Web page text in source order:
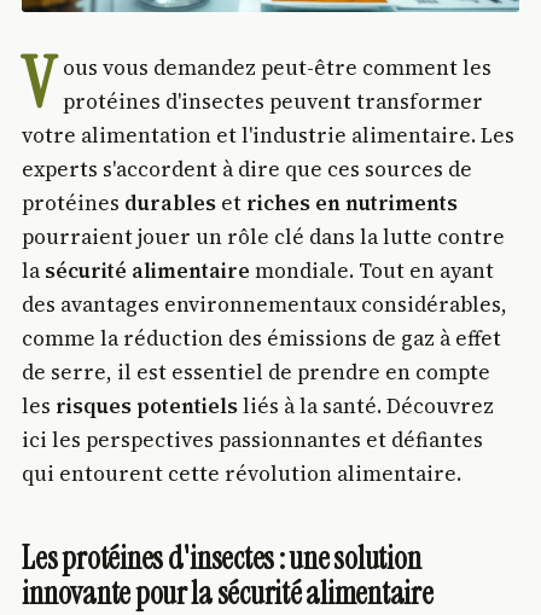
V ous vous demandez peut-être comment les
protéines d'insectes peuvent transformer
votre alimentation et l'industrie alimentaire. Les
experts s'accordent à dire que ces sources de
protéines durables et riches en nutriments
pourraient jouer un rôle clé dans la lutte contre
la sécurité alimentaire mondiale. Tout en ayant
des avantages environnementaux considérables,
comme la réduction des émissions de gaz à effet
de serre, il est essentiel de prendre en compte
les risques potentielsliés à la santé. Découvrez
ici les perspectives passionnantes et défiantes
qui entourent cette révolution alimentaire.
Les protéines d'insectes : une solution
innovante pour la sécurité alimentaire